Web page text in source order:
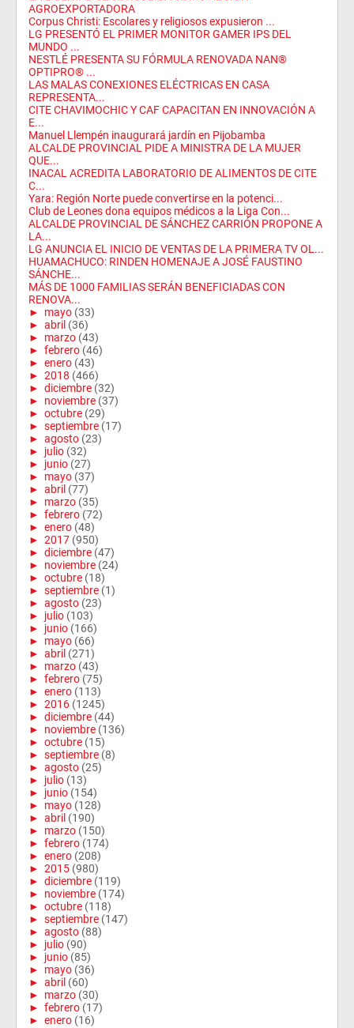
AGROEXPORTADORA
Corpus Christi: Escolares y religiosos expusieron ...
LG PRESENTÓ EL PRIMER MONITOR GAMER IPS DEL
MUNDO ...
NESTLÉ PRESENTA SU FÓRMULA RENOVADA NAN®
OPTIPRO® ...
LAS MALAS CONEXIONES ELÉCTRICAS EN CASA
REPRESENTA...
CITE CHAVIMOCHIC Y CAF CAPACITAN EN INNOVACIÓN A
E...
Manuel Llempén inaugurará jardín en Pijobamba
ALCALDE PROVINCIAL PIDE A MINISTRA DE LA MUJER
QUE...
INACAL ACREDITA LABORATORIO DE ALIMENTOS DE CITE
C...
Yara: Región Norte puede convertirse en la potenci...
Club de Leones dona equipos médicos a la Liga Con...
ALCALDE PROVINCIAL DE SÁNCHEZ CARRIÓN PROPONE A
LA...
LG ANUNCIA EL INICIO DE VENTAS DE LA PRIMERA TV OL...
HUAMACHUCO: RINDEN HOMENAJE A JOSÉ FAUSTINO
SÁNCHE...
MÁS DE 1000 FAMILIAS SERÁN BENEFICIADAS CON
RENOVA...
► mayo (33)
► abril (36)
► marzo (43)
► febrero (46)
► enero (43)
► 2018 (466)
► diciembre (32)
► noviembre (37)
► octubre (29)
► septiembre (17)
► agosto (23)
► julio (32)
► junio (27)
► mayo (37)
► abril (77)
► marzo (35)
► febrero (72)
► enero (48)
► 2017 (950)
► diciembre (47)
► noviembre (24)
► octubre (18)
► septiembre (1)
► agosto (23)
► julio (103)
► junio (166)
► mayo (66)
► abril (271)
► marzo (43)
► febrero (75)
► enero (113)
► 2016 (1245)
► diciembre (44)
► noviembre (136)
► octubre (15)
► septiembre (8)
► agosto (25)
► julio (13)
► junio (154)
► mayo (128)
► abril (190)
► marzo (150)
► febrero (174)
► enero (208)
► 2015 (980)
► diciembre (119)
► noviembre (174)
► octubre (118)
► septiembre (147)
► agosto (88)
► julio (90)
► junio (85)
► mayo (36)
► abril (60)
► marzo (30)
► febrero (17)
► enero (16)